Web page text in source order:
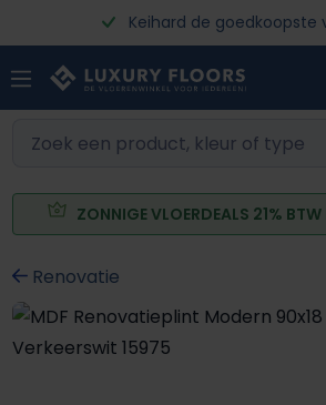
Ga naar de hoofdinhoud
Keihard de goedkoopste
ZONNIGE VLOERDEALS 21%
Renovatie
Afbeeldingengalerij overslaan